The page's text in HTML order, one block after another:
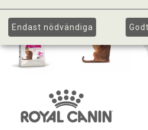
Endast nödvändiga